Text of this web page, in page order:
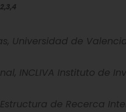
2,3,4
Universidad de
INCLIVA Instituto de
de Recerca